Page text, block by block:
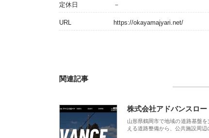
定休日 －
URL https://okayamajyari.net/
関連記事
株式会社アドバンスロ
山形県鶴岡市で地域の道路基盤
える道路整備から、公共施設周